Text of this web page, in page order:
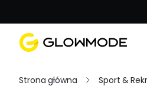
Strona główna Sport &